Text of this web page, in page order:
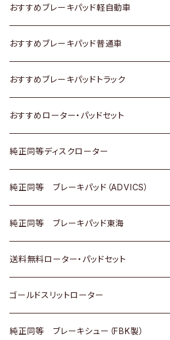
スズキ
日産
いすゞ
ダイハツ
マツダ
三菱
スバル
日野
三菱ふそう
ＢＭＷ
ホンダ
スズキ
日産
いすゞ
ダイハツ
マツダ
三菱
日野
三菱ふそう
トヨタ
スズキ
日産
いすゞ
ダイハツ
三菱
日野
三菱ふそう
その他
おすすめブレーキパッド軽自動車
トヨタ
ホンダ
スズキ
日産
ダイハツ
マツダ
三菱
スバル
おすすめブレーキパッド普通車
トヨタ
ホンダ
スズキ
日産
いすゞ
ダイハツ
マツダ
三菱
おすすめブレーキパッドトラック
トヨタ
日産
いすゞ
ダイハツ
マツダ
三菱
おすすめローター・パッドセット
トヨタ
ホンダ
スズキ
日産
ダイハツ
マツダ
純正同等ディスクローター
トヨタ
ホンダ
スズキ
日産
いすゞ
純正同等 ブレーキパッド（ADVICS）
トヨタ
ホンダ
スズキ
日産
純正同等 ブレーキパッド東海
トヨタ
ホンダ
日産
送料無料ローター・パッドセット
トヨタ
ホンダ
ゴールドスリットローター
トヨタ
純正同等 ブレーキシュー（FBK製）